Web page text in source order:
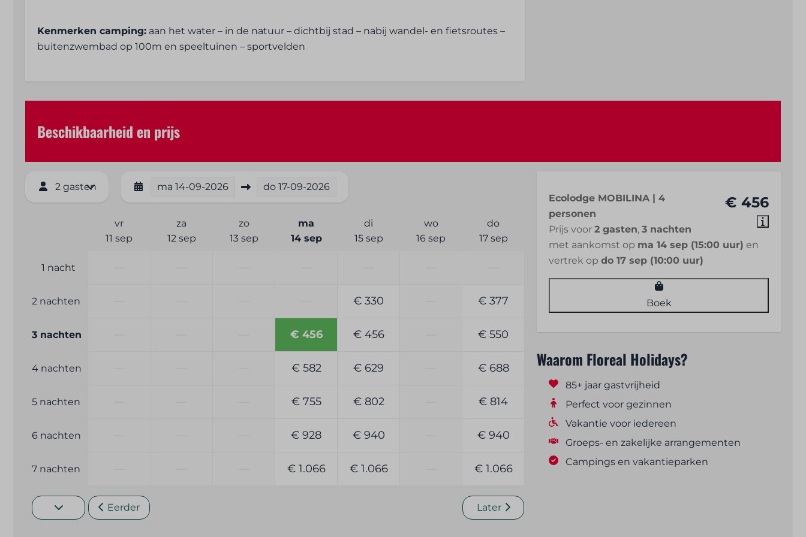
Microgolf
Afzuigkap
peper en olie
Entertainment
Flatscreen TV
Tuinmeubels
Parkeerplaats: 1
Verwarming en verkoeling
Kenmerken camping: aan het water – in de natuur – dichtbij stad – nabij wandel- en fietsroutes –
buitenzwembad op 100m en speeltuinen – sportvelden
Beschikbaarheid en prijs
2 gasten ma 14-09-2026 do 17-09-2026
vr
11 sep
za
12 sep
zo
13 sep
ma
14 sep
di
15 sep
wo
16 sep
do
17 sep
1 nacht
2 nachten € 330 € 377
3 nachten € 456 € 456 € 550
4 nachten € 582 € 629 € 688
5 nachten € 755 € 802 € 814
6 nachten € 928 € 940 € 940
7 nachten € 1.066 € 1.066 € 1.066
Eerder Later
€ 456
Ecolodge MOBILINA | 4
personen
Prijs voor2 gasten,3 nachten
met aankomst op ma 14 sep (15:00 uur) en
vertrek opdo 17 sep (10:00 uur)
Boek
Waarom Floreal Holidays?
85+ jaar gastvrijheid
Perfect voor gezinnen
Vakantie voor iedereen
Groeps- en zakelijke arrangementen
Campings en vakantieparken